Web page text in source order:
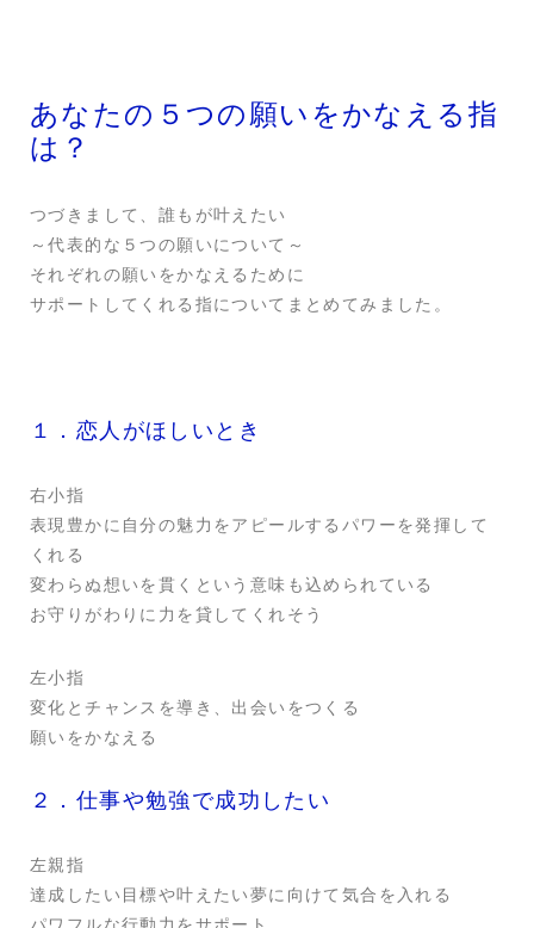
あなたの５つの願いをかなえる指
は？
つづきまして、誰もが叶えたい
～代表的な５つの願いについて～
それぞれの願いをかなえるために
サポートしてくれる指についてまとめてみました。
１．恋人がほしいとき
右小指
表現豊かに自分の魅力をアピールするパワーを発揮して
くれる
変わらぬ想いを貫くという意味も込められている
お守りがわりに力を貸してくれそう
左小指
変化とチャンスを導き、出会いをつくる
願いをかなえる
２．仕事や勉強で成功したい
左親指
達成したい目標や叶えたい夢に向けて気合を入れる